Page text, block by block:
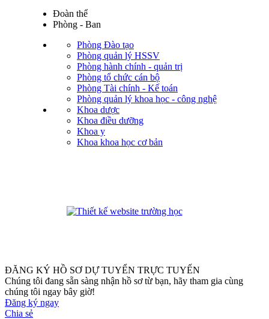
Đoàn thể
Phòng - Ban
Phòng Đào tạo
Phòng quản lý HSSV
Phòng hành chính - quản trị
Phòng tổ chức cán bộ
Phòng Tài chính - Kế toán
Phòng quản lý khoa học - công nghệ
Khoa dược
Khoa điều dưỡng
Khoa y
Khoa khoa học cơ bản
ĐĂNG KÝ HỒ SƠ DỰ TUYỂN TRỰC TUYẾN
Chúng tôi đang sẵn sàng nhận hồ sơ từ bạn, hãy tham gia cùng
chúng tôi ngay bây giờ!
Đăng ký ngay
Chia sẻ